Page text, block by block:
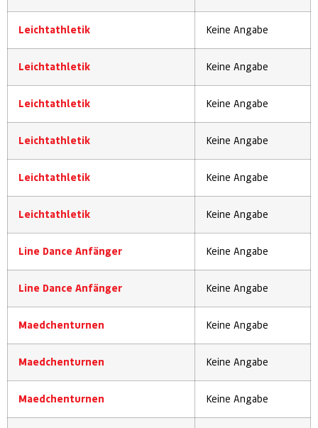
Leichtathletik Keine Angabe
Leichtathletik Keine Angabe
Leichtathletik Keine Angabe
Leichtathletik Keine Angabe
Leichtathletik Keine Angabe
Leichtathletik Keine Angabe
Line Dance Anfänger Keine Angabe
Line Dance Anfänger Keine Angabe
Maedchenturnen Keine Angabe
Maedchenturnen Keine Angabe
Maedchenturnen Keine Angabe